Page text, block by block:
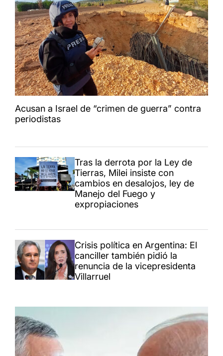
Acusan a Israel de “crimen de guerra” contra
periodistas
Tras la derrota por la Ley de
Tierras, Milei insiste con
cambios en desalojos, ley de
Manejo del Fuego y
expropiaciones
Crisis política en Argentina: El
canciller también pidió la
renuncia de la vicepresidenta
Villarruel